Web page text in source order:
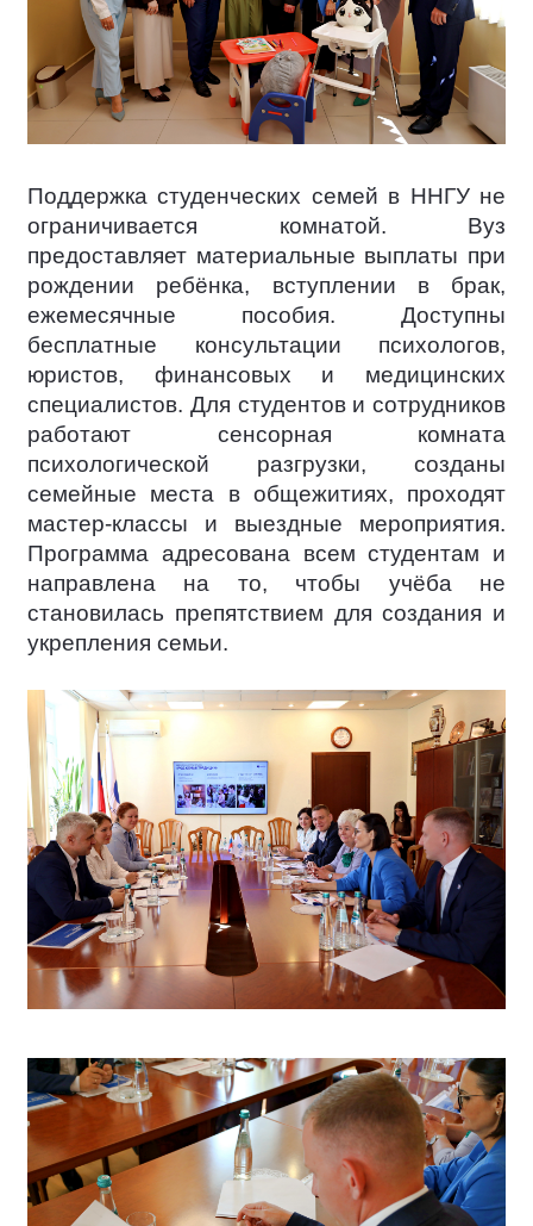
Поддержка студенческих семей в ННГУ не
ограничивается комнатой. Вуз
предоставляет материальные выплаты при
рождении ребёнка, вступлении в брак,
ежемесячные пособия. Доступны
бесплатные консультации психологов,
юристов, финансовых и медицинских
специалистов. Для студентов и сотрудников
работают сенсорная комната
психологической разгрузки, созданы
семейные места в общежитиях, проходят
мастер-классы и выездные мероприятия.
Программа адресована всем студентам и
направлена на то, чтобы учёба не
становилась препятствием для создания и
укрепления семьи.